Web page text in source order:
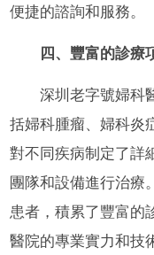
便捷的諮詢和服務。
四、豐富的診療
深圳老字號婦科
括婦科腫瘤、婦科炎
對不同疾病制定了詳
團隊和設備進行治療
患者，積累了豐富的
醫院的專業實力和技